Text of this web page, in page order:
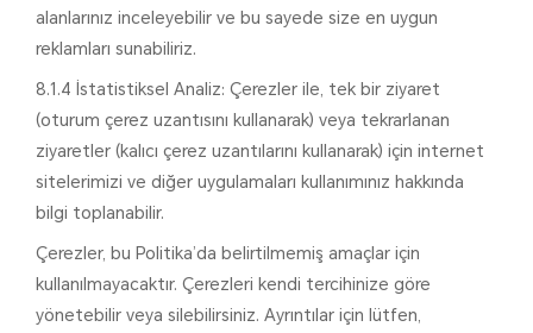
alanlarınız inceleyebilir ve bu sayede size en uygun
reklamları sunabiliriz.
8.1.4 İstatistiksel Analiz: Çerezler ile, tek bir ziyaret
(oturum çerez uzantısını kullanarak) veya tekrarlanan
ziyaretler (kalıcı çerez uzantılarını kullanarak) için internet
sitelerimizi ve diğer uygulamaları kullanımınız hakkında
bilgi toplanabilir.
Çerezler, bu Politika’da belirtilmemiş amaçlar için
kullanılmayacaktır. Çerezleri kendi tercihinize göre
yönetebilir veya silebilirsiniz. Ayrıntılar için lütfen,